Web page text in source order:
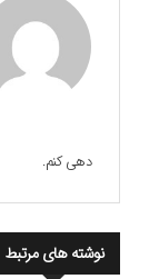
دهی کنم.
نوشته های مرتبط